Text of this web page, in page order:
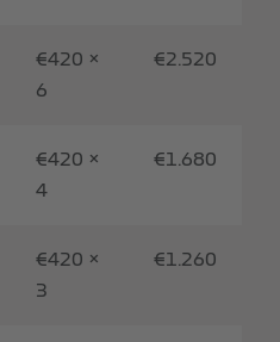
€420 ×
6
€2.520
€420 ×
4
€1.680
€420 ×
3
€1.260